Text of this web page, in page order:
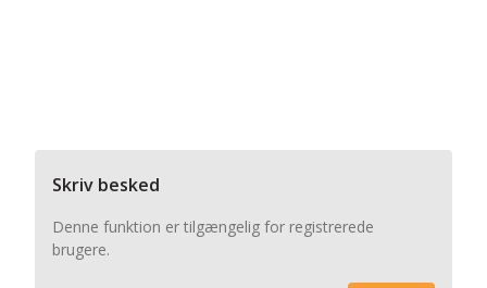
Skriv besked
Denne funktion er tilgængelig for registrerede
brugere.